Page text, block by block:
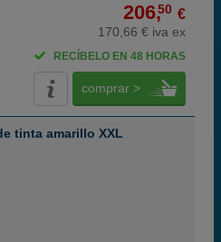
206,50 €
170,66 € iva ex
RECÍBELO EN 48 HORAS
comprar >
tinta amarillo XXL